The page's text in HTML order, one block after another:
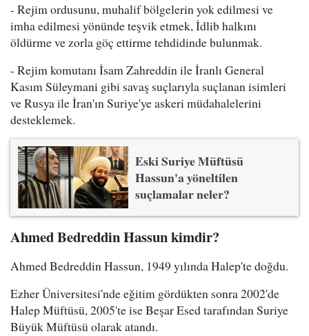
- Rejim ordusunu, muhalif bölgelerin yok edilmesi ve
imha edilmesi yönünde teşvik etmek, İdlib halkını
öldürme ve zorla göç ettirme tehdidinde bulunmak.
- Rejim komutanı İsam Zahreddin ile İranlı General
Kasım Süleymani gibi savaş suçlarıyla suçlanan isimleri
ve Rusya ile İran'ın Suriye'ye askeri müdahalelerini
desteklemek.
Eski Suriye Müftüsü
Hassun'a yöneltilen
suçlamalar neler?
Ahmed Bedreddin Hassun kimdir?
Ahmed Bedreddin Hassun, 1949 yılında Halep'te doğdu.
Ezher Üniversitesi'nde eğitim gördükten sonra 2002'de
Halep Müftüsü, 2005'te ise Beşar Esed tarafından Suriye
Büyük Müftüsü olarak atandı.